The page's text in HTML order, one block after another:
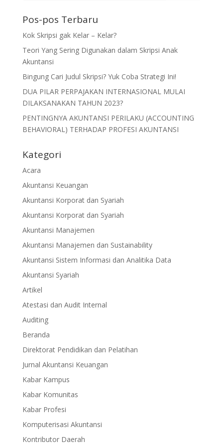
Pos-pos Terbaru
Kok Skripsi gak Kelar – Kelar?
Teori Yang Sering Digunakan dalam Skripsi Anak
Akuntansi
Bingung Cari Judul Skripsi? Yuk Coba Strategi Ini!
DUA PILAR PERPAJAKAN INTERNASIONAL MULAI
DILAKSANAKAN TAHUN 2023?
PENTINGNYA AKUNTANSI PERILAKU (ACCOUNTING
BEHAVIORAL) TERHADAP PROFESI AKUNTANSI
Kategori
Acara
Akuntansi Keuangan
Akuntansi Korporat dan Syariah
Akuntansi Korporat dan Syariah
Akuntansi Manajemen
Akuntansi Manajemen dan Sustainability
Akuntansi Sistem Informasi dan Analitika Data
Akuntansi Syariah
Artikel
Atestasi dan Audit Internal
Auditing
Beranda
Direktorat Pendidikan dan Pelatihan
Jurnal Akuntansi Keuangan
Kabar Kampus
Kabar Komunitas
Kabar Profesi
Komputerisasi Akuntansi
Kontributor Daerah